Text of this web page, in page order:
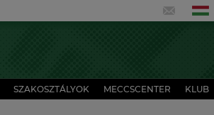
SZAKOSZTÁLYOK MECCSCENTER KLUB